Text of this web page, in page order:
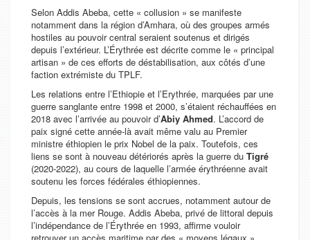
Selon Addis Abeba, cette « collusion » se manifeste
notamment dans la région d’Amhara, où des groupes armés
hostiles au pouvoir central seraient soutenus et dirigés
depuis l’extérieur. L’Érythrée est décrite comme le « principal
artisan » de ces efforts de déstabilisation, aux côtés d’une
faction extrémiste du TPLF.
Les relations entre l’Ethiopie et l’Erythrée, marquées par une
guerre sanglante entre 1998 et 2000, s’étaient réchauffées en
2018 avec l’arrivée au pouvoir d’Abiy Ahmed. L’accord de
paix signé cette année-là avait même valu au Premier
ministre éthiopien le prix Nobel de la paix. Toutefois, ces
liens se sont à nouveau détériorés après la guerre du Tigré
(2020-2022), au cours de laquelle l’armée érythréenne avait
soutenu les forces fédérales éthiopiennes.
Depuis, les tensions se sont accrues, notamment autour de
l’accès à la mer Rouge. Addis Abeba, privé de littoral depuis
l’indépendance de l’Érythrée en 1993, affirme vouloir